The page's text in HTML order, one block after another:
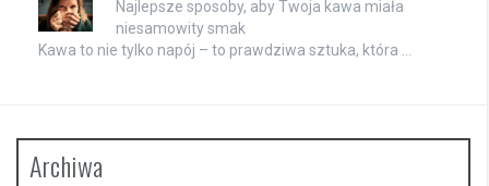
Najlepsze sposoby, aby Twoja kawa miała
niesamowity smak
Kawa to nie tylko napój – to prawdziwa sztuka, która …
Archiwa